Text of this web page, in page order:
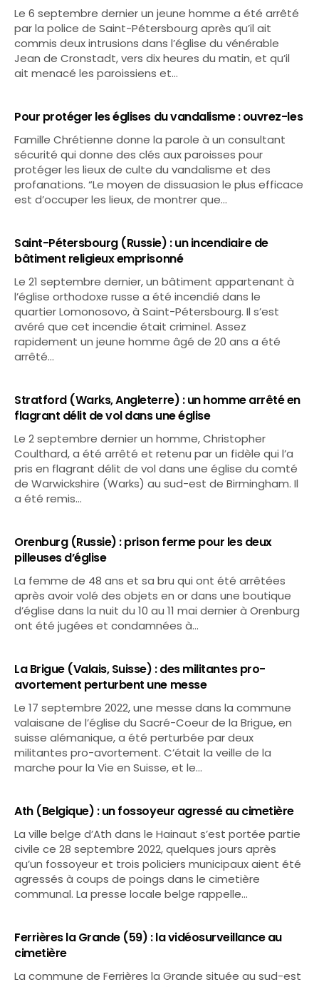
Le 6 septembre dernier un jeune homme a été arrêté
par la police de Saint-Pétersbourg après qu’il ait
commis deux intrusions dans l’église du vénérable
Jean de Cronstadt, vers dix heures du matin, et qu’il
ait menacé les paroissiens et…
Pour protéger les églises du vandalisme : ouvrez-les
Famille Chrétienne donne la parole à un consultant
sécurité qui donne des clés aux paroisses pour
protéger les lieux de culte du vandalisme et des
profanations. “Le moyen de dissuasion le plus efficace
est d’occuper les lieux, de montrer que…
Saint-Pétersbourg (Russie) : un incendiaire de
bâtiment religieux emprisonné
Le 21 septembre dernier, un bâtiment appartenant à
l’église orthodoxe russe a été incendié dans le
quartier Lomonosovo, à Saint-Pétersbourg. Il s’est
avéré que cet incendie était criminel. Assez
rapidement un jeune homme âgé de 20 ans a été
arrêté…
Stratford (Warks, Angleterre) : un homme arrêté en
flagrant délit de vol dans une église
Le 2 septembre dernier un homme, Christopher
Coulthard, a été arrêté et retenu par un fidèle qui l’a
pris en flagrant délit de vol dans une église du comté
de Warwickshire (Warks) au sud-est de Birmingham. Il
a été remis…
Orenburg (Russie) : prison ferme pour les deux
pilleuses d’église
La femme de 48 ans et sa bru qui ont été arrêtées
après avoir volé des objets en or dans une boutique
d’église dans la nuit du 10 au 11 mai dernier à Orenburg
ont été jugées et condamnées à…
La Brigue (Valais, Suisse) : des militantes pro-
avortement perturbent une messe
Le 17 septembre 2022, une messe dans la commune
valaisane de l’église du Sacré-Coeur de la Brigue, en
suisse alémanique, a été perturbée par deux
militantes pro-avortement. C’était la veille de la
marche pour la Vie en Suisse, et le…
Ath (Belgique) : un fossoyeur agressé au cimetière
La ville belge d’Ath dans le Hainaut s’est portée partie
civile ce 28 septembre 2022, quelques jours après
qu’un fossoyeur et trois policiers municipaux aient été
agressés à coups de poings dans le cimetière
communal. La presse locale belge rappelle…
Ferrières la Grande (59) : la vidéosurveillance au
cimetière
La commune de Ferrières la Grande située au sud-est